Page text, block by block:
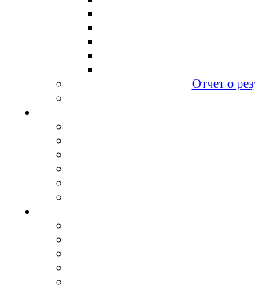
Отчет о